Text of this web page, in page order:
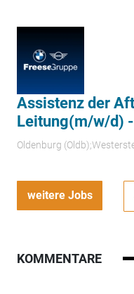
Assistenz der
Leitung(m/w/d)
Oldenburg
weitere Jobs
KOMMENTARE